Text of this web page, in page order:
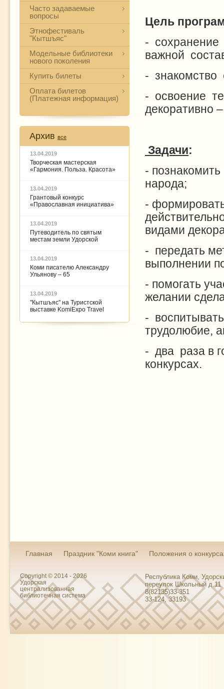
Часто задаваемые
вопросы
Этнофестиваль
"Кытшъяс"
Модельные библиотеки
нового поколения
Купить билеты
Оплата билетов
(Платежная информация)
Архив все
13.04.2019
Творческая мастерская
«Гармония. Польза. Красота»
13.04.2019
Грантовый конкурс
«Православная инициатива»
13.04.2019
Путеводитель по святым
местам земли Удорской
13.04.2019
Коми писателю Александру
Ульянову – 65
13.04.2019
"Кытшъяс" на Туристской
выставке KomiExpo Travel
Цель
- сохранение
важной
-
- освоение
декоративно
Задачи:
-
народа;
-
видами
- передать
выполнении
- помогать
желании
-
трудолюбие,
- два раза в
конкурсах.
Главная Праздник "Коми книга" Положения о
Copyright © 2014 - 2026
Удорская
централизованная
библиотечная система
Республика Коми,
переулок Школьный д.11
8(82135)33-351
33-124, 33193